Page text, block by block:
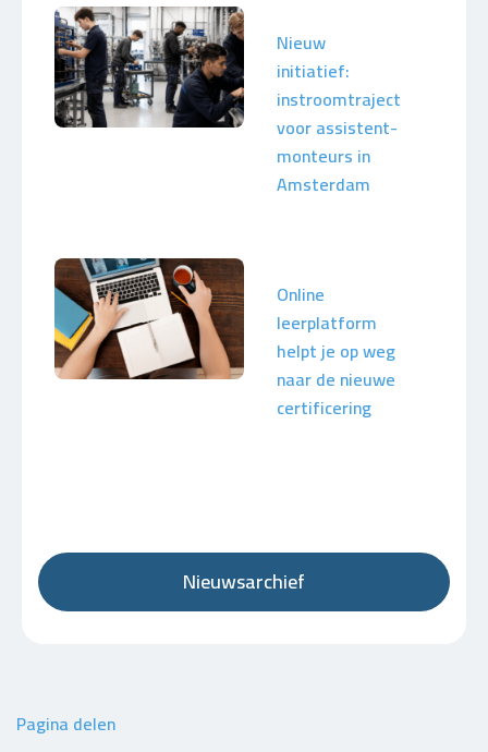
Nieuw
initiatief:
instroomtraject
voor assistent-
monteurs in
Amsterdam
Online
leerplatform
helpt je op weg
naar de nieuwe
certificering
Nieuwsarchief
Pagina delen